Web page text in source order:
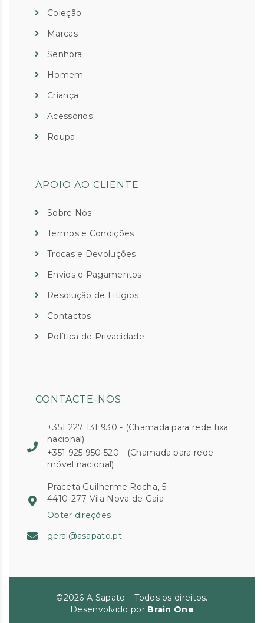
Coleção
Marcas
Senhora
Homem
Criança
Acessórios
Roupa
APOIO AO CLIENTE
Sobre Nós
Termos e Condições
Trocas e Devoluções
Envios e Pagamentos
Resolução de Litígios
Contactos
Política de Privacidade
CONTACTE-NOS
+351 227 131 930 - (Chamada para rede fixa
nacional)
+351 925 950 520 - (Chamada para rede
móvel nacional)
Praceta Guilherme Rocha, 5
4410-277 Vila Nova de Gaia
Obter direções
geral@asapato.pt
©2026 A Sapato – Todos os direitos.
Desenvolvido por Brain One